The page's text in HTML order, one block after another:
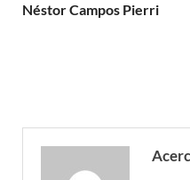
Néstor Campos Pierri